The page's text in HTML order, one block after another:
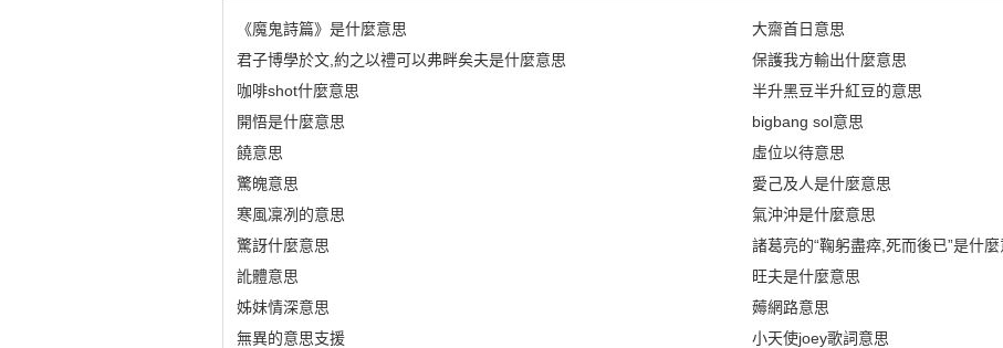
《魔鬼詩篇》是什麼意思
君子博學於文,約之以禮可以弗畔矣夫是什麼意思
咖啡shot什麼意思
開悟是什麼意思
饒意思
驚魄意思
寒風凜冽的意思
驚訝什麼意思
訛體意思
姊妹情深意思
無異的意思支援
大齋首日意思
保護我方輸出什麼意思
半升黑豆半升紅豆的意思
bigbang sol意思
虛位以待意思
愛己及人是什麼意思
氣沖沖是什麼意思
諸葛亮的“鞠躬盡瘁,死而後已”是什麼
旺夫是什麼意思
薅網路意思
小天使joey歌詞意思